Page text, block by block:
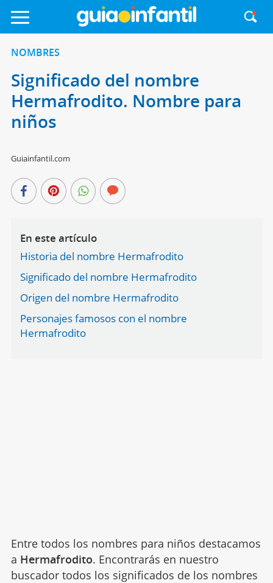
NOMBRES
Significado del nombre
Hermafrodito. Nombre para
niños
Guiainfantil.com
En este artículo
Historia del nombre Hermafrodito
Significado del nombre Hermafrodito
Origen del nombre Hermafrodito
Personajes famosos con el nombre
Hermafrodito
Entre todos los nombres para niños destacamos
a Hermafrodito. Encontrarás en nuestro
buscador todos los significados de los nombres